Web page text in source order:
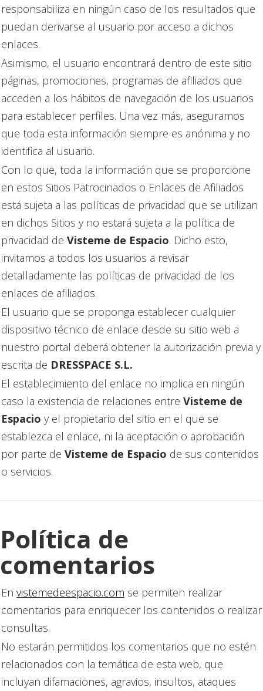
responsabiliza en ningún caso de los resultados que
puedan derivarse al usuario por acceso a dichos
enlaces.
Asimismo, el usuario encontrará dentro de este sitio
páginas, promociones, programas de afiliados que
acceden a los hábitos de navegación de los usuarios
para establecer perfiles. Una vez más, aseguramos
que toda esta información siempre es anónima y no
identifica al usuario.
Con lo que, toda la información que se proporcione
en estos Sitios Patrocinados o Enlaces de Afiliados
está sujeta a las políticas de privacidad que se utilizan
en dichos Sitios y no estará sujeta a la política de
privacidad de Visteme de Espacio. Dicho esto,
invitamos a todos los usuarios a revisar
detalladamente las políticas de privacidad de los
enlaces de afiliados.
El usuario que se proponga establecer cualquier
dispositivo técnico de enlace desde su sitio web a
nuestro portal deberá obtener la autorización previa y
escrita de DRESSPACE S.L.
El establecimiento del enlace no implica en ningún
caso la existencia de relaciones entre Visteme de
Espacio y el propietario del sitio en el que se
establezca el enlace, ni la aceptación o aprobación
por parte de Visteme de Espacio de sus contenidos
o servicios.
Política de
comentarios
En vistemedeespacio.com se permiten realizar
comentarios para enriquecer los contenidos o realizar
consultas.
No estarán permitidos los comentarios que no estén
relacionados con la temática de esta web, que
incluyan difamaciones, agravios, insultos, ataques